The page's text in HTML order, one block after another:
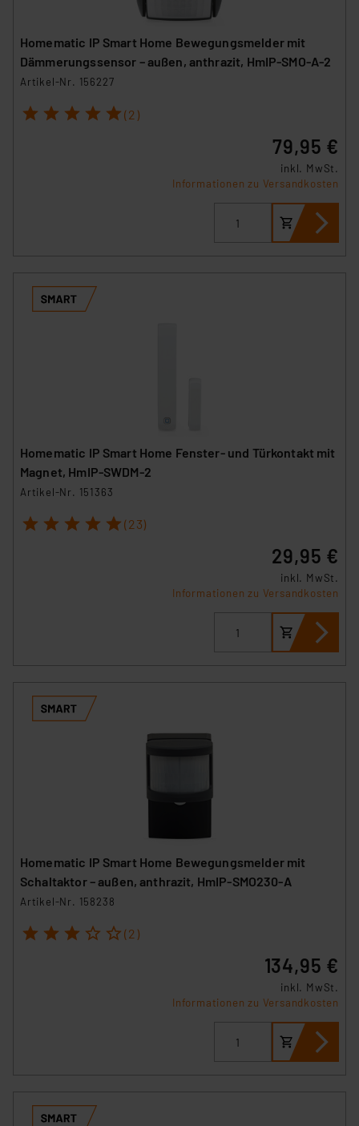
Homematic IP Smart Home Bewegungsmelder mit
Dämmerungssensor – außen, anthrazit, HmIP-SMO-A-2
Artikel-Nr. 156227
1 2 3 4 5 (2)
79,95 €
inkl. MwSt.
Informationen zu Versandkosten
Homematic IP Smart Home Fenster- und Türkontakt mit
Magnet, HmIP-SWDM-2
Artikel-Nr. 151363
1 2 3 4 5 (23)
29,95 €
inkl. MwSt.
Informationen zu Versandkosten
Homematic IP Smart Home Bewegungsmelder mit
Schaltaktor – außen, anthrazit, HmIP-SMO230-A
Artikel-Nr. 158238
1 2 3 4 5 (2)
134,95 €
inkl. MwSt.
Informationen zu Versandkosten